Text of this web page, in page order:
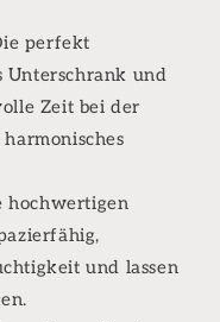
perfekt
Unterschrank und
Zeit bei der
hochwertigen
und lassen